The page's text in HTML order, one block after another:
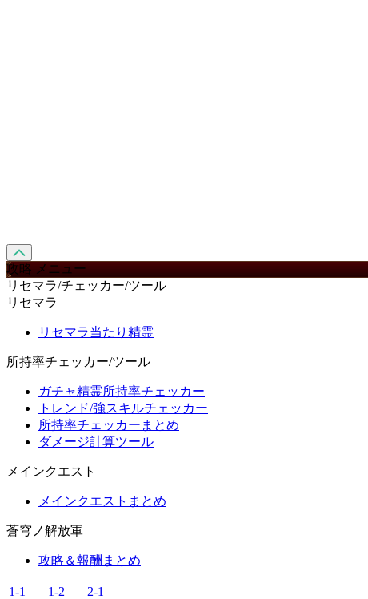
攻略 メニュー
リセマラ/チェッカー/ツール
リセマラ
リセマラ当たり精霊
所持率チェッカー/ツール
ガチャ精霊所持率チェッカー
トレンド/強スキルチェッカー
所持率チェッカーまとめ
ダメージ計算ツール
メインクエスト
メインクエストまとめ
蒼穹ノ解放軍
攻略＆報酬まとめ
1-1 1-2
2-1